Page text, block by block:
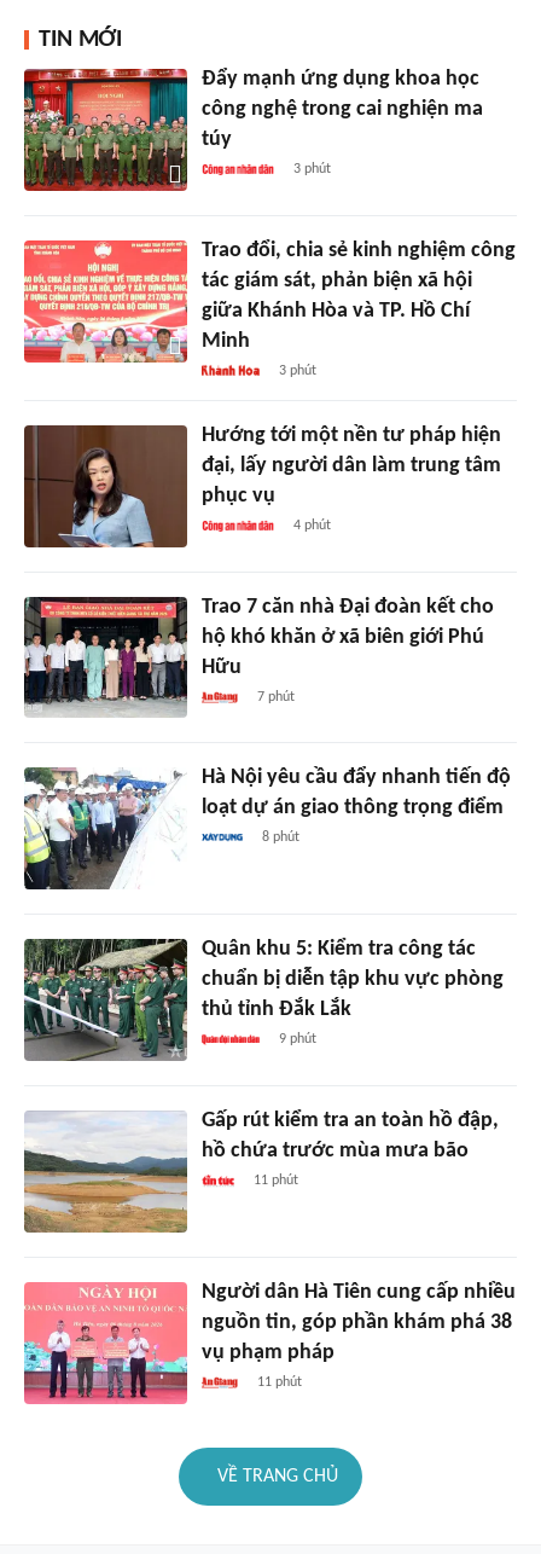
TIN MỚI
Đẩy mạnh ứng dụng khoa học
công nghệ trong cai nghiện ma
túy
3 phút
Trao đổi, chia sẻ kinh nghiệm công
tác giám sát, phản biện xã hội
giữa Khánh Hòa và TP. Hồ Chí
Minh
3 phút
Hướng tới một nền tư pháp hiện
đại, lấy người dân làm trung tâm
phục vụ
4 phút
Trao 7 căn nhà Đại đoàn kết cho
hộ khó khăn ở xã biên giới Phú
Hữu
7 phút
Hà Nội yêu cầu đẩy nhanh tiến độ
loạt dự án giao thông trọng điểm
8 phút
Quân khu 5: Kiểm tra công tác
chuẩn bị diễn tập khu vực phòng
thủ tỉnh Đắk Lắk
9 phút
Gấp rút kiểm tra an toàn hồ đập,
hồ chứa trước mùa mưa bão
11 phút
Người dân Hà Tiên cung cấp nhiều
nguồn tin, góp phần khám phá 38
vụ phạm pháp
11 phút
VỀ TRANG CHỦ